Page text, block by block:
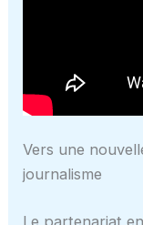
Vers une
journalisme
Le partenariat